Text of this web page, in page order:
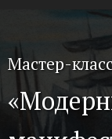
Мастер-